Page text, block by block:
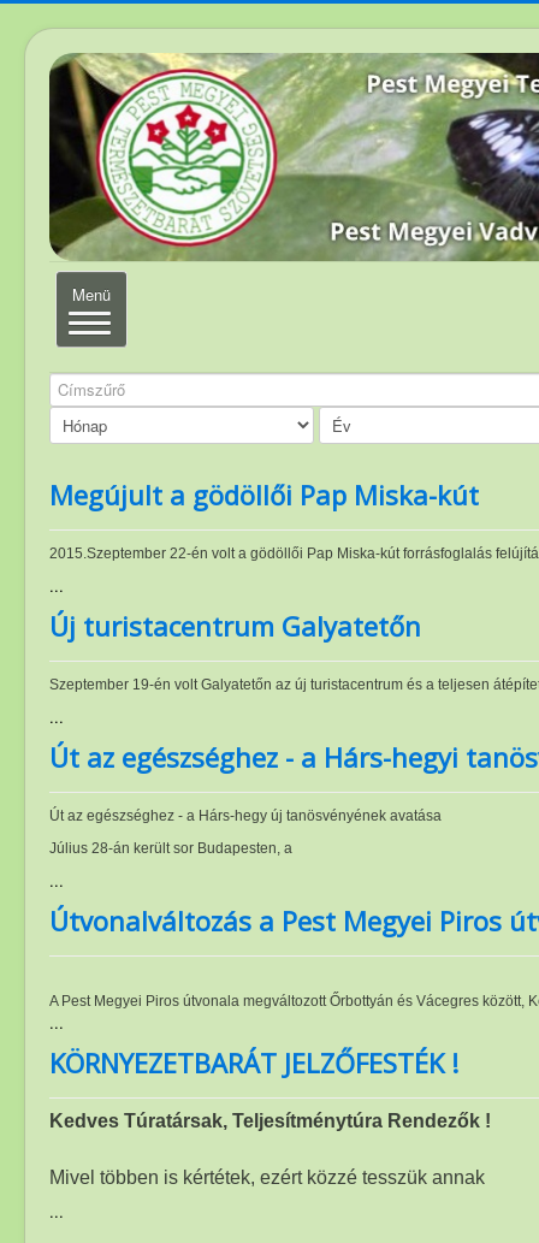
Navigáció
váltása
Menü
Elérhetőség
Magunkról
Szakosztályvezetők
Szakosztályok
Túrakiírás
Friss híreink
Archívum
Címszűrő
Megújult a gödöllői Pap Miska-kút
2015.Szeptember 22-én volt a gödöllői Pap Miska-kút forrásfoglalás
...
Új turistacentrum Galyatetőn
Szeptember 19-én volt Galyatetőn az új turistacentrum és a teljesen
...
Út az egészséghez - a Hárs-hegyi
Út az egészséghez - a Hárs-hegy új tanösvényének avatása
Július 28-án került sor Budapesten, a
...
Útvonalváltozás a Pest Megyei Piros
A Pest Megyei Piros útvonala megváltozott Őrbottyán és Vácegres között,
...
KÖRNYEZETBARÁT JELZŐFESTÉK !
Kedves Túratársak, Teljesítménytúra Rendezők !
Mivel többen is kértétek, ezért közzé tesszük annak
...